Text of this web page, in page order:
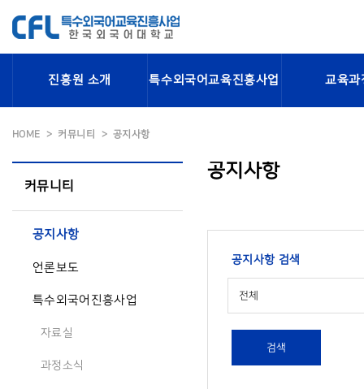
진흥원 소개 특수외국어교육진흥사업 교육과
HOME 커뮤니티 공지사항
커뮤니티
공지사항
언론보도
특수외국어진흥사업
자료실
과정소식
공지사항
공지사항 검색
전체
검색